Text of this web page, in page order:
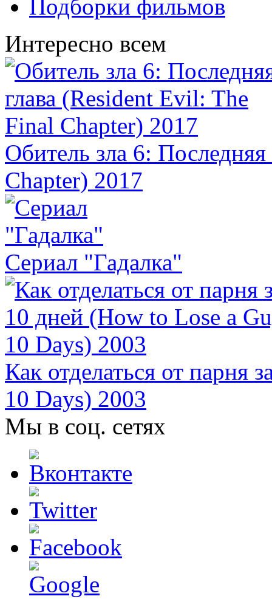
Подборки фильмов
Интересно всем
Обитель зла 6:
Chapter) 2017
Сериал "Гадалка"
Как отделаться от парня
10 Days) 2003
Мы в соц. сетях